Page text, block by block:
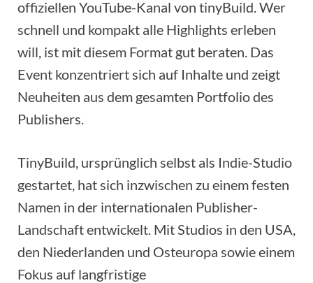
offiziellen YouTube-Kanal von tinyBuild. Wer
schnell und kompakt alle Highlights erleben
will, ist mit diesem Format gut beraten. Das
Event konzentriert sich auf Inhalte und zeigt
Neuheiten aus dem gesamten Portfolio des
Publishers.
TinyBuild, ursprünglich selbst als Indie-Studio
gestartet, hat sich inzwischen zu einem festen
Namen in der internationalen Publisher-
Landschaft entwickelt. Mit Studios in den USA,
den Niederlanden und Osteuropa sowie einem
Fokus auf langfristige